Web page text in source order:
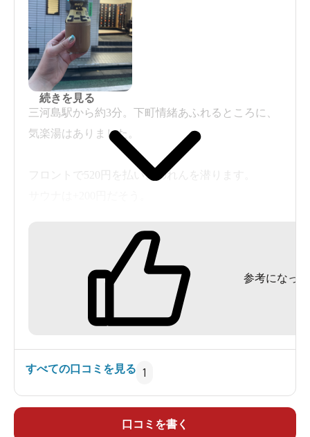
三河島駅から約3分。下町情緒あふれるところに、
気楽湯はありました。
フロントで520円を払い、のれんを潜ります。
2015年のクチコミでは、「赤富士」が描かれてい
るとの事だったのでワクワクしながら見上げる
と、「青富士」になっていました。2022年に描き
なおされたそうですね。赤富士楽しみだったから
ちょっと残念。
それはともかく、シャワーをあびてお風呂に浸か
シャンプー、リンス、ボディソープは無かったの
続きを見る
参考になった
すべての口コミを見る 1
口コミを書く